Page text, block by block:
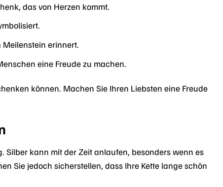
das von Herzen kommt.
Meilenstein erinnert.
eine Freude zu machen.
können. Machen Sie Ihren Liebsten eine Freude
Silber kann mit der Zeit anlaufen, besonders wenn es
Sie jedoch sicherstellen, dass Ihre Kette lange schön